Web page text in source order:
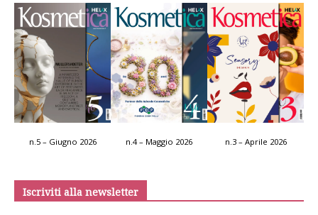
n.5 – Giugno 2026 n.4 – Maggio 2026 n.3 – Aprile 2026
Iscriviti alla newsletter